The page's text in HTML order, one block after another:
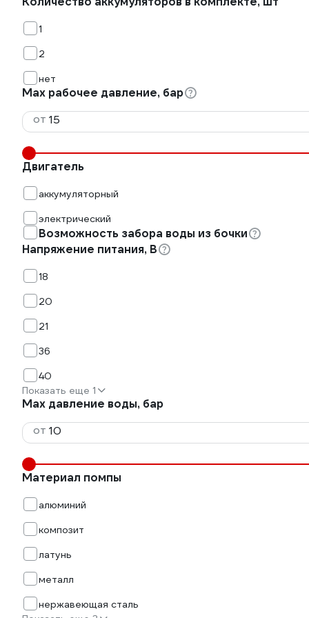
1
2
нет
Мах рабочее давление, бар
от
Двигатель
аккумуляторный
электрический
Возможность забора воды из бочки
Напряжение питания, В
18
20
21
36
40
Показать еще 1
Max давление воды, бар
от
Материал помпы
алюминий
композит
латунь
металл
нержавеющая сталь